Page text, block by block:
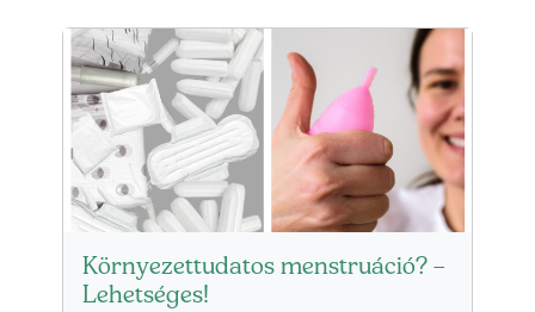
Lead kép
Környezettudatos menstruáció? –
Lehetséges!